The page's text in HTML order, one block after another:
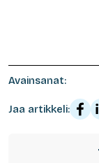
Avainsanat:
Jaa artikkeli: